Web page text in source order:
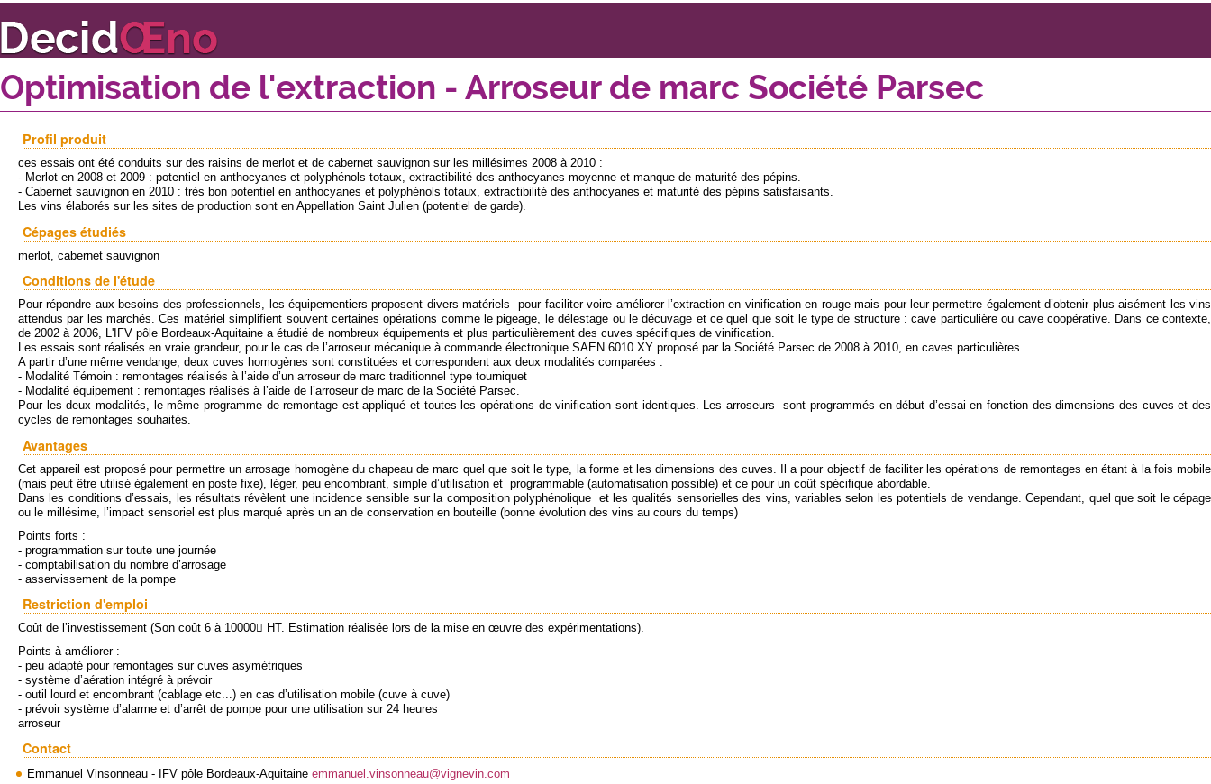
Optimisation de l'extraction - Arroseur de marc Société Parsec
Profil produit
ces essais ont été conduits sur des raisins de merlot et de cabernet sauvignon sur les millésimes 2008 à 2010 :
- Merlot en 2008 et 2009 : potentiel en anthocyanes et polyphénols totaux, extractibilité des anthocyanes moyenne et manque de maturité des pépins.
- Cabernet sauvignon en 2010 : très bon potentiel en anthocyanes et polyphénols totaux, extractibilité des anthocyanes et maturité des pépins satisfaisants.
Les vins élaborés sur les sites de production sont en Appellation Saint Julien (potentiel de garde).
Cépages étudiés
merlot, cabernet sauvignon
Conditions de l'étude
Pour répondre aux besoins des professionnels, les équipementiers proposent divers matériels pour faciliter voire améliorer l’extraction en vinification en rouge mais pour leur permettre également d’obtenir plus aisément les vins
attendus par les marchés. Ces matériel simplifient souvent certaines opérations comme le pigeage, le délestage ou le décuvage et ce quel que soit le type de structure : cave particulière ou cave coopérative. Dans ce contexte,
de 2002 à 2006, L'IFV pôle Bordeaux-Aquitaine a étudié de nombreux équipements et plus particulièrement des cuves spécifiques de vinification.
Les essais sont réalisés en vraie grandeur, pour le cas de l’arroseur mécanique à commande électronique SAEN 6010 XY proposé par la Société Parsec de 2008 à 2010, en caves particulières.
A partir d’une même vendange, deux cuves homogènes sont constituées et correspondent aux deux modalités comparées :
- Modalité Témoin : remontages réalisés à l’aide d’un arroseur de marc traditionnel type tourniquet
- Modalité équipement : remontages réalisés à l’aide de l’arroseur de marc de la Société Parsec.
Pour les deux modalités, le même programme de remontage est appliqué et toutes les opérations de vinification sont identiques. Les arroseurs sont programmés en début d’essai en fonction des dimensions des cuves et des
cycles de remontages souhaités.
Avantages
Cet appareil est proposé pour permettre un arrosage homogène du chapeau de marc quel que soit le type, la forme et les dimensions des cuves. Il a pour objectif de faciliter les opérations de remontages en étant à la fois mobile
(mais peut être utilisé également en poste fixe), léger, peu encombrant, simple d’utilisation et programmable (automatisation possible) et ce pour un coût spécifique abordable.
Dans les conditions d’essais, les résultats révèlent une incidence sensible sur la composition polyphénolique et les qualités sensorielles des vins, variables selon les potentiels de vendange. Cependant, quel que soit le cépage
ou le millésime, l’impact sensoriel est plus marqué après un an de conservation en bouteille (bonne évolution des vins au cours du temps)
Points forts :
- programmation sur toute une journée
- comptabilisation du nombre d’arrosage
- asservissement de la pompe
Restriction d'emploi
Coût de l’investissement (Son coût 6 à 10000 HT. Estimation réalisée lors de la mise en œuvre des expérimentations).
Points à améliorer :
- peu adapté pour remontages sur cuves asymétriques
- système d’aération intégré à prévoir
- outil lourd et encombrant (cablage etc...) en cas d’utilisation mobile (cuve à cuve)
- prévoir système d’alarme et d’arrêt de pompe pour une utilisation sur 24 heures
arroseur
Contact
Emmanuel Vinsonneau - IFV pôle Bordeaux-Aquitaine emmanuel.vinsonneau@vignevin.com